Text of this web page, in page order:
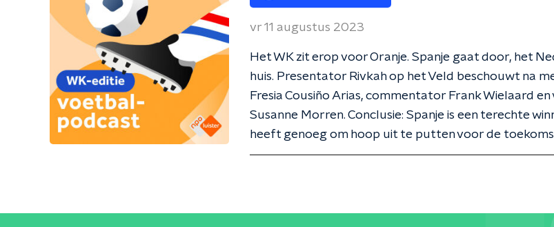
vr 11 augustus 2023
Het WK zit erop voor Oranje. Spanje gaat door, het
huis. Presentator Rivkah op het Veld beschouwt na
Fresia Cousiño Arias, commentator Frank Wielaard
Susanne Morren. Conclusie: Spanje is een terechte
heeft genoeg om hoop uit te putten voor de